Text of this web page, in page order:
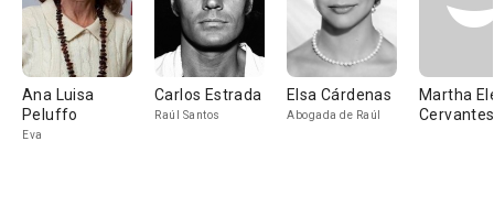
Ana Luisa
Peluffo
Eva
Carlos Estrada
Raúl Santos
Elsa Cárdenas
Abogada de Raúl
Martha
Cervantes